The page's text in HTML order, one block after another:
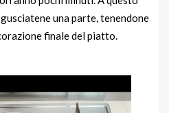
una parte, tenendone
finale del piatto.